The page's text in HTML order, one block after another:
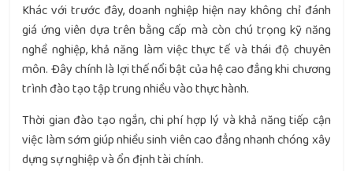
Khác với trước đây, doanh nghiệp hiện nay không chỉ đánh
giá ứng viên dựa trên bằng cấp mà còn chú trọng kỹ năng
nghề nghiệp, khả năng làm việc thực tế và thái độ chuyên
môn. Đây chính là lợi thế nổi bật của hệ cao đẳng khi chương
trình đào tạo tập trung nhiều vào thực hành.
Thời gian đào tạo ngắn, chi phí hợp lý và khả năng tiếp cận
việc làm sớm giúp nhiều sinh viên cao đẳng nhanh chóng xây
dựng sự nghiệp và ổn định tài chính.